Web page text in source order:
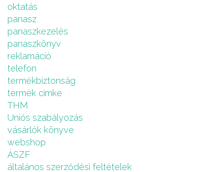
oktatás
panasz
panaszkezelés
panaszkönyv
reklamáció
telefon
termékbiztonság
termék cimke
THM
Uniós szabályozás
vásárlók könyve
webshop
ÁSZF
általános szerződési feltételek